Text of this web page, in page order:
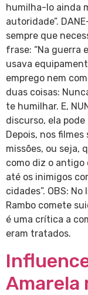
humilha-lo ainda
autoridade”.
sempre que
frase: “Na guerra
usava
emprego nem
duas coisas:
te humilhar. E,
discurso, ela
Depois, nos
missões, ou seja,
como diz o antigo
até os inimigos
cidades”. OBS:
Rambo comete
é uma crítica a
eram tratados.
Amarela